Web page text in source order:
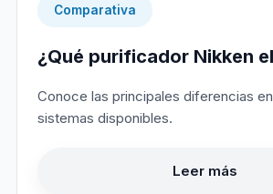
Comparativa
¿Qué purificador Nikken
Conoce las principales diferencias
sistemas disponibles.
Leer más